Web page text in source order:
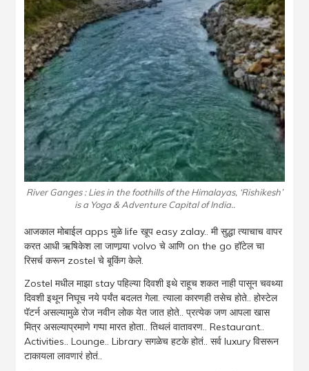
River Ganges : Lies in the foothills of the Himalayas, ‘Rishikesh’
is a Yoga & Adventure Capital of India..
आजकाल मोबाईल apps मुळे life खूप easy zalay.. मी सुद्धा त्याचाच वापर
करत आधी ऋषिकेश ला जाणार्या volvo चे आणि on the go हॉटेल चा
रिसर्च करून zostel चे बूकिंग केले.
Zostel मधील माझा stay पहिल्या दिवशी इथे राहूच शकत नाही पासून चवथ्या
दिवशी इथून निघूच नये पर्यंत बदलत गेला. त्याला कारणही तसेच होते.. होस्टेल
पॅटर्न असल्यामुळे रोज नवीन लोक येत जात होते.. प्रत्येक जण आपला खास
मित्र असल्याप्रमाणे गप्पा मारत होता.. तिथलं वातावरण.. Restaurant..
Activities.. Lounge.. Library सगळेच हटके होतं.. सर्व luxury विसरून
टाकायला लावणारं होतं..